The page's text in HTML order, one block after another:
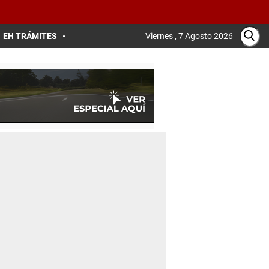
EH TRÁMITES Viernes , 7 Agosto 2026